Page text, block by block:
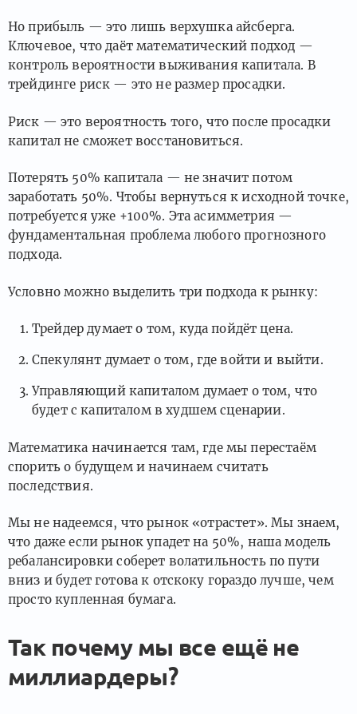
Но прибыль — это лишь верхушка айсберга.
Ключевое, что даёт математический подход —
контроль вероятности выживания капитала. В
трейдинге риск — это не размер просадки.
Риск — это вероятность того, что после просадки
капитал не сможет восстановиться.
Потерять 50% капитала — не значит потом
заработать 50%. Чтобы вернуться к исходной точке,
потребуется уже +100%. Эта асимметрия —
фундаментальная проблема любого прогнозного
подхода.
Условно можно выделить три подхода к рынку:
Трейдер думает о том, куда пойдёт цена.
Спекулянт думает о том, где войти и выйти.
Управляющий капиталом думает о том, что
будет с капиталом в худшем сценарии.
Математика начинается там, где мы перестаём
спорить о будущем и начинаем считать
последствия.
Мы не надеемся, что рынок «отрастет». Мы знаем,
что даже если рынок упадет на 50%, наша модель
ребалансировки соберет волатильность по пути
вниз и будет готова к отскоку гораздо лучше, чем
просто купленная бумага.
Так почему мы все ещё не
миллиардеры?